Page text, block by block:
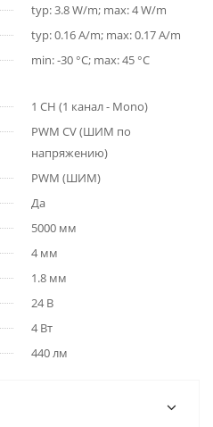
typ: 3.8 W/m; max: 4 W/m
typ: 0.16 A/m; max: 0.17 A/m
min: -30 °C; max: 45 °C
1 CH (1 канал - Mono)
PWM СV (ШИМ по
напряжению)
PWM (ШИМ)
Да
5000 мм
4 мм
1.8 мм
24 В
4 Вт
440 лм